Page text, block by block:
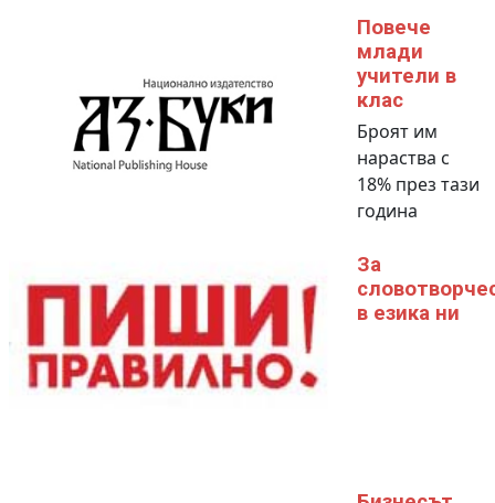
Повече
млади
учители в
клас
Броят им
нараства с
18% през тази
година
За
в езика ни